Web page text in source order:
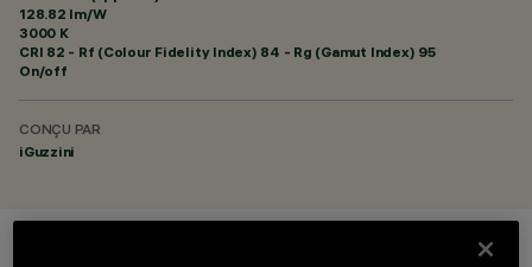
128.82 lm/W
3000 K
CRI 82 - Rf (Colour Fidelity Index) 84 - Rg (Gamut Index) 95
On/off
CONÇU PAR
iGuzzini